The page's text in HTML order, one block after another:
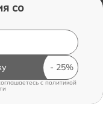
со
c политикой